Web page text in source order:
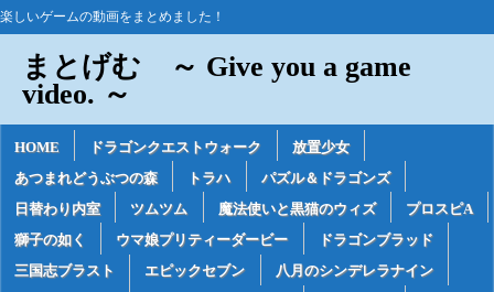
楽しいゲームの動画をまとめました！
まとげむ ～ Give you a game
video. ～
HOME ドラゴンクエストウォーク
放置少女
あつまれどうぶつの森
トラハ
パズル＆ドラゴンズ
日替わり内室
ツムツム 魔法使いと黒猫のウィズ
プロスピA
獅子の如く
ウマ娘プリティーダービー
ドラゴンブラッド
三国志ブラスト
エピックセブン
八月のシンデレラナイン